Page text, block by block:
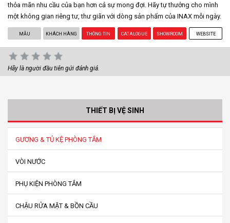
thỏa mãn nhu cầu của bạn hơn cả sự mong đợi. Hãy tự thưởng cho mình
một không gian riêng tư, thư giãn với dòng sản phẩm của INAX mỗi ngày.
MẪU KHÁCH HÀNG THÔNG TIN CATALOGUE SHOWROOM WEBSITE
Hãy là người đầu tiên gửi đánh giá.
THIẾT BỊ VỆ SINH
GƯƠNG & TỦ KỆ PHÒNG TẮM
VÒI NƯỚC
PHỤ KIỆN PHÒNG TẮM
CHẬU RỬA MẶT & BỒN CẦU